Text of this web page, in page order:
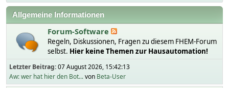
Allgemeine Informationen
Forum-Software
Regeln, Diskussionen, Fragen zu diesem FHEM-Forum
selbst. Hier keine Themen zur Hausautomation!
Letzter Beitrag:07 August 2026, 15:42:13
Aw: wer hat hier den Bot...von Beta-User